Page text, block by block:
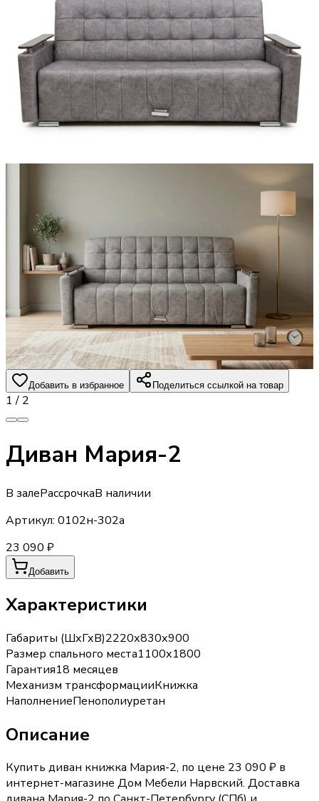
Добавить в избранное Поделиться ссылкой на товар
1 / 2
Диван Мария-2
В залеРассрочкаВ наличии
Артикул: 0102н-302а
23 090 ₽
Добавить
Характеристики
Габариты (ШхГхВ)2220х830х900
Размер спального места1100х1800
Гарантия18 месяцев
Механизм трансформацииКнижка
НаполнениеПенополиуретан
Описание
Купить диван книжка Мария-2, по цене 23 090 ₽ в
интернет-магазине Дом Мебели Нарвский. Доставка